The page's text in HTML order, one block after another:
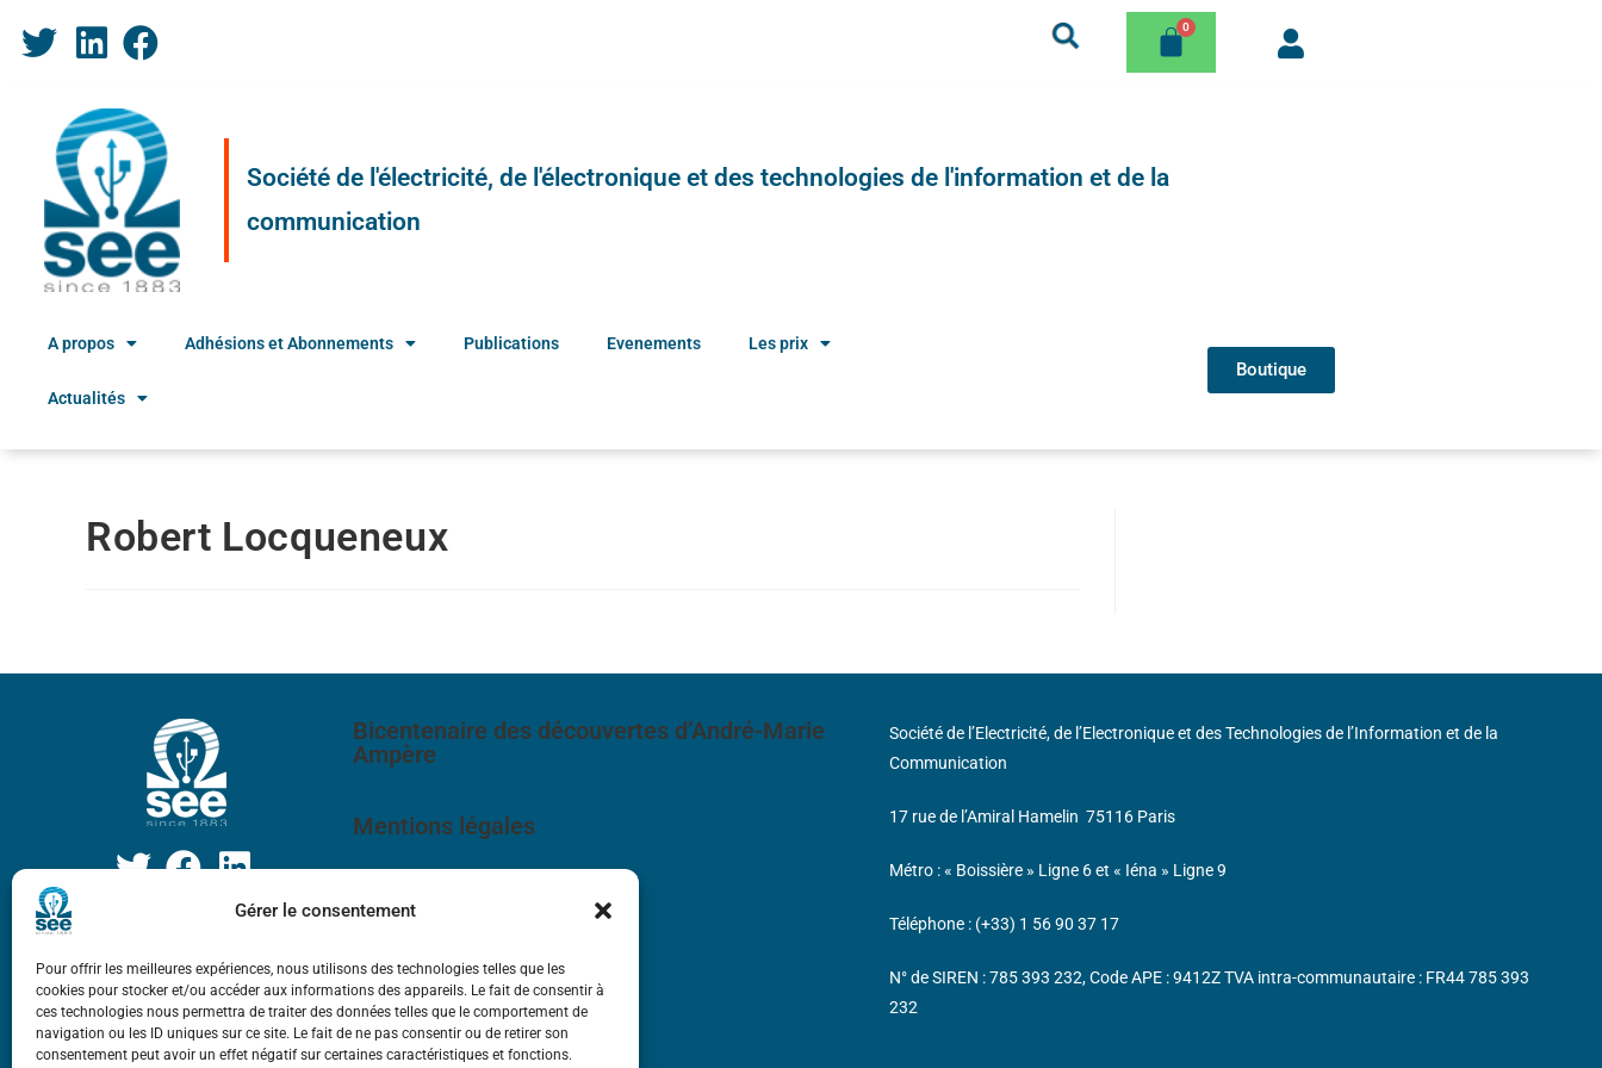
Gérer le consentement
Pour offrir les meilleures expériences, nous utilisons des technologies telles que les
cookies pour stocker et/ou accéder aux informations des appareils. Le fait de consentir à
ces technologies nous permettra de traiter des données telles que le comportement de
navigation ou les ID uniques sur ce site. Le fait de ne pas consentir ou de retirer son
consentement peut avoir un effet négatif sur certaines caractéristiques et fonctions.
Société de l'électricité, de l'électronique et des technologies de l'information et de la
communication
A propos Adhésions et Abonnements Publications Evenements Les prix
Actualités
Boutique
Robert Locqueneux
Bicentenaire des découvertes d’André-Marie
Ampère
Mentions légales
Société de l’Electricité, de l’Electronique et des Technologies de l’Information et de la
Communication
17 rue de l’Amiral Hamelin 75116 Paris
Métro : « Boissière » Ligne 6 et « Iéna » Ligne 9
Téléphone : (+33) 1 56 90 37 17
N° de SIREN : 785 393 232, Code APE : 9412Z TVA intra-communautaire : FR44 785 393
232